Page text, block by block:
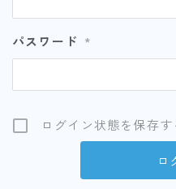
パスワード *
ログイン状態を保存す